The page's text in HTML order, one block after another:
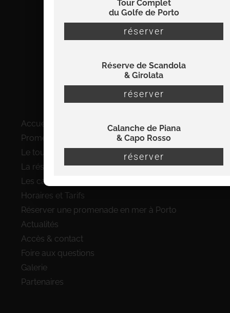
info@viamare-promenades.com
Plan du site
Accueil
Promenades en bateau à Porto
Le tour complet du Golfe de Porto
La réserve de Scandola en bateau
Les calanques de Piana et le Capo Rosso
Horaires et Tarifs
Réserver une promenade en mer à Porto
Actualités
Accès & contact
Foire aux questions
Galerie
Partenaires
Tour Complet
du Golfe de Porto
réserver
Réserve de Scandola
& Girolata
réserver
Calanche de Piana
& Capo Rosso
réserver